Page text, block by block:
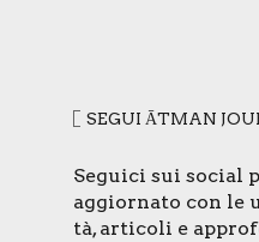
SEGUI ĀTMAN
Segui­ci sui social
aggior­na­to con
tà, arti­co­li e